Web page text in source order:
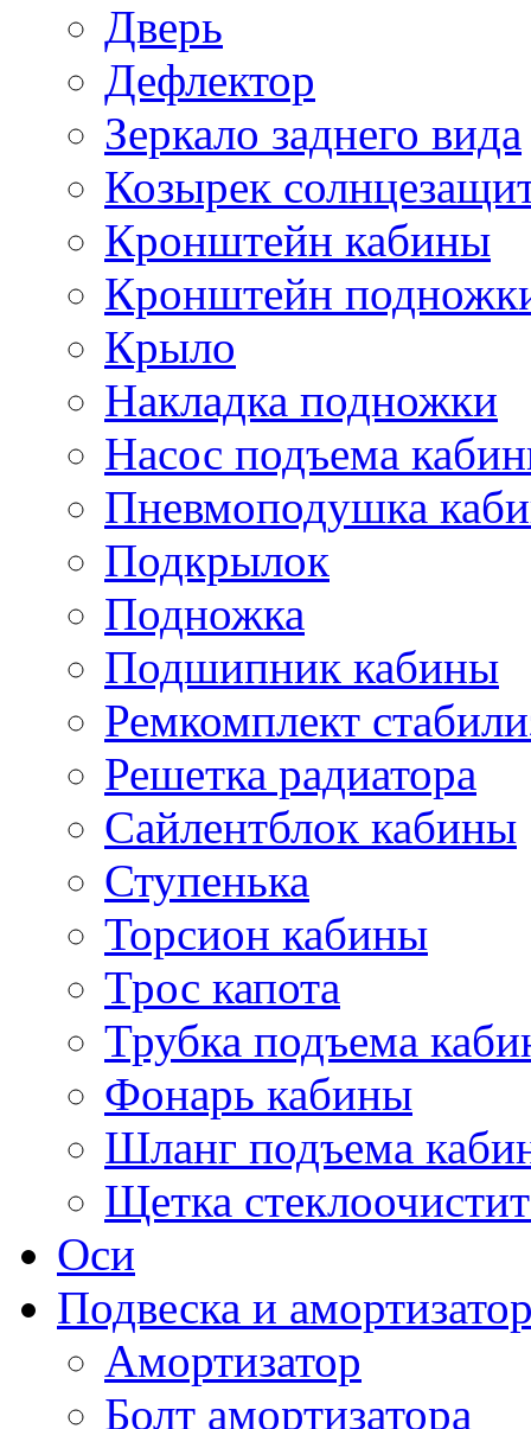
Дверь
Дефлектор
Зеркало заднего вида
Козырек
Кронштейн кабины
Кронштейн
Крыло
Накладка подножки
Насос подъема
Пневмоподушка
Подкрылок
Подножка
Подшипник кабины
Ремкомплект
Решетка радиатора
Сайлентблок кабины
Ступенька
Торсион кабины
Трос капота
Трубка подъема
Фонарь кабины
Шланг подъема
Щетка
Оси
Подвеска и
Амортизатор
Болт амортизатора